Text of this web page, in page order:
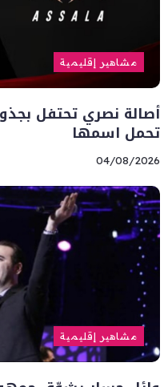
مشاهير إقليمية
أصالة نصري تحتفل
تحمل اسمها
04/08/2026
مشاهير إقليمية